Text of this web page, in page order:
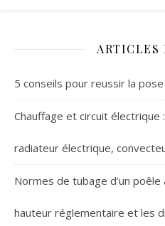
ARTICLES
5 conseils pour reussir la
Chauffage et circuit électrique
radiateur électrique,
Normes de tubage d’un
hauteur réglementaire et les